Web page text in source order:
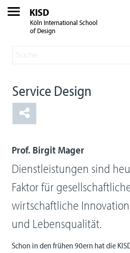
KISD
Köln International School
of Design
Service Design
Prof. Birgit Mager
Dienstleistungen sind
Faktor für
wirtschaftliche
und Lebensqualität.
Schon in den frühen 90ern hat die